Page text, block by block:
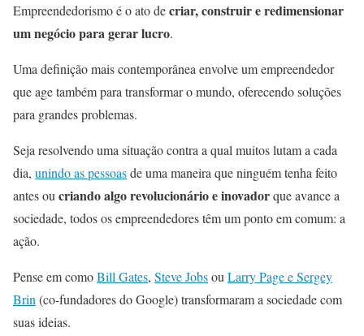
Empreendedorismo é o ato decriar, construir e redimensionar
um negócio para gerar lucro.
Uma definição mais contemporânea envolve um empreendedor
que age também para transformar o mundo, oferecendo soluções
para grandes problemas.
Seja resolvendo uma situação contra a qual muitos lutam a cada
dia, unindo as pessoasde uma maneira que ninguém tenha feito
antes oucriando algo revolucionário e inovadorque avance a
sociedade, todos os empreendedores têm um ponto em comum: a
ação.
Pense em comoBill Gates, Steve JobsouLarry Page e Sergey
Brin(co-fundadores do Google) transformaram a sociedade com
suas ideias.